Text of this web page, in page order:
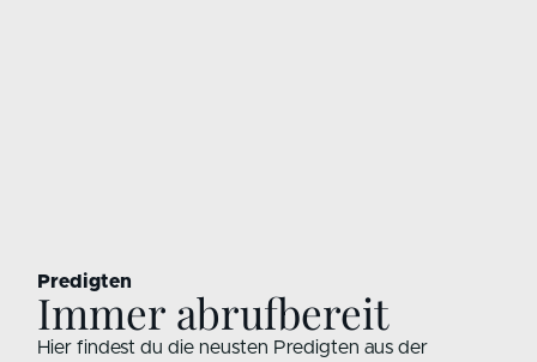
Predigten
Immer abrufbereit
Hier findest du die neusten Predigten aus der